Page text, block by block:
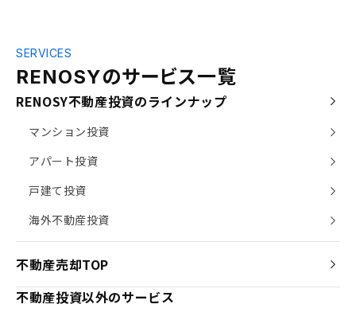
RENOSYのサービス一覧
SERVICES
RENOSY不動産投資のラインナップ
マンション投資
アパート投資
戸建て投資
海外不動産投資
不動産売却TOP
不動産投資以外のサービス